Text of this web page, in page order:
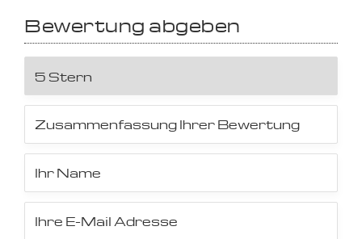
Bewertung abgeben